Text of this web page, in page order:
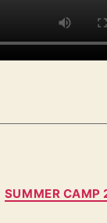
SUMMER CAMP